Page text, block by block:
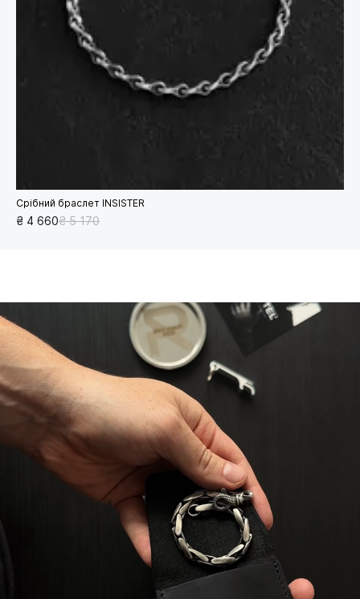
Срібний браслет INSISTER
₴ 4 660₴ 5 170